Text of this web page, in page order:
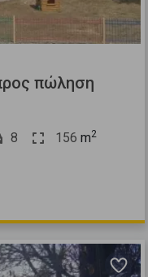
πώληση
8 156 m2